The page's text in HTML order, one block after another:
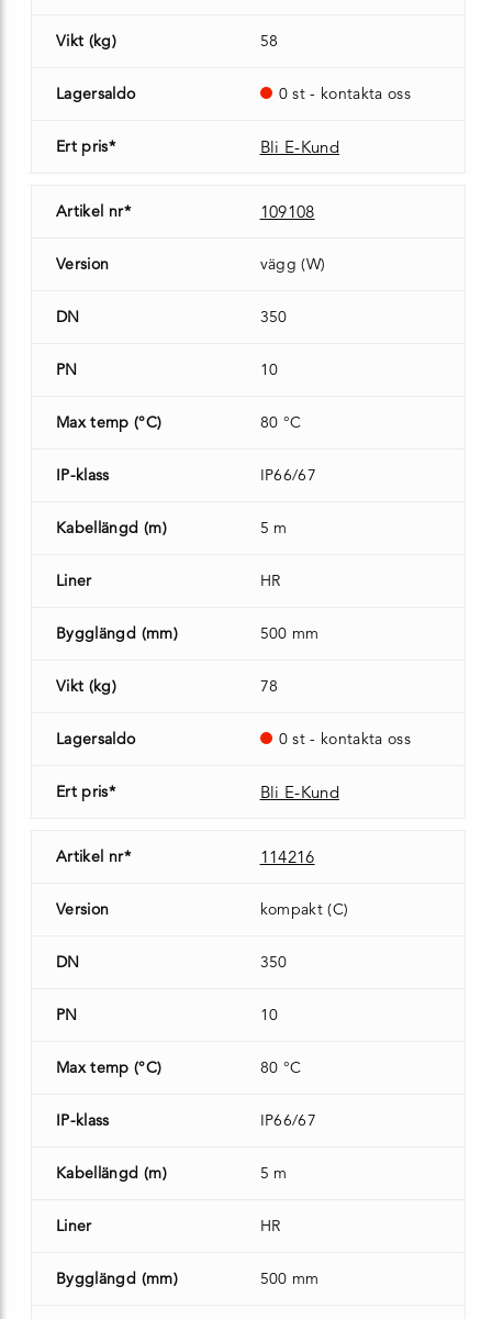
Vikt (kg) 58
Lagersaldo 0 st - kontakta oss
Ert pris* Bli E-Kund
Artikel nr* 109108
Version vägg (W)
DN 350
PN 10
Max temp (°C) 80 °C
IP-klass IP66/67
Kabellängd (m) 5 m
Liner HR
Bygglängd (mm) 500 mm
Vikt (kg) 78
Lagersaldo 0 st - kontakta oss
Ert pris* Bli E-Kund
Artikel nr* 114216
Version kompakt (C)
DN 350
PN 10
Max temp (°C) 80 °C
IP-klass IP66/67
Kabellängd (m) 5 m
Liner HR
Bygglängd (mm) 500 mm